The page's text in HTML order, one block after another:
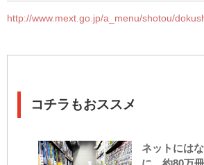
http://www.mext.go.jp/a_menu/shotou/
コチラもおススメ
ネットには